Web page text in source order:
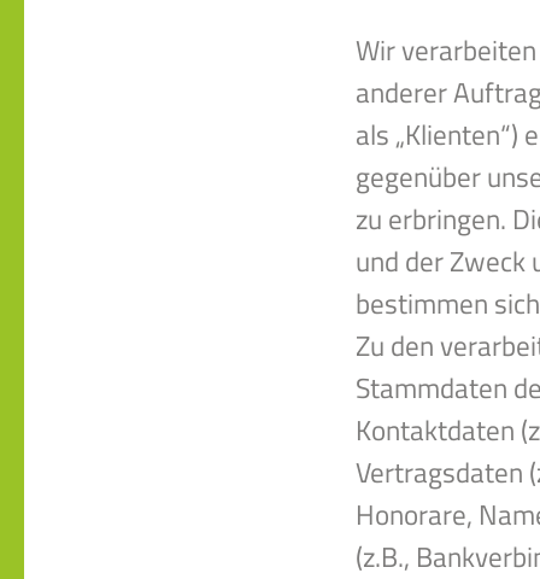
Wir
anderer
als „Klienten“)
gegenüber
zu erbringen.
und der Zweck
bestimmen
Zu den
Stammdaten
Kontaktdaten
Vertragsdaten
Honorare,
(z.B.,